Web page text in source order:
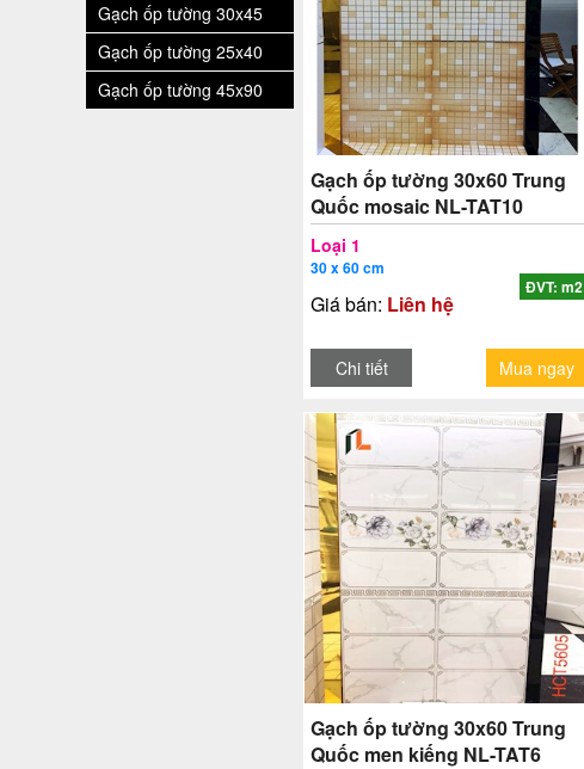
Gạch ốp tường 30x45
Gạch ốp tường 25x40
Gạch ốp tường 45x90
Gạch ốp tường 30x60 Trung
Quốc mosaic NL-TAT10
Loại 1
30 x 60 cm
Giá bán: Liên hệ
ĐVT: m2
Chi tiết Mua ngay
Gạch ốp tường 30x60 Trung
Quốc men kiếng NL-TAT6